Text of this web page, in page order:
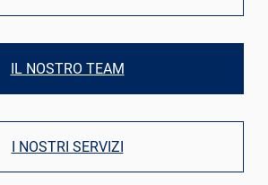
IL NOSTRO TEAM
I NOSTRI SERVIZI